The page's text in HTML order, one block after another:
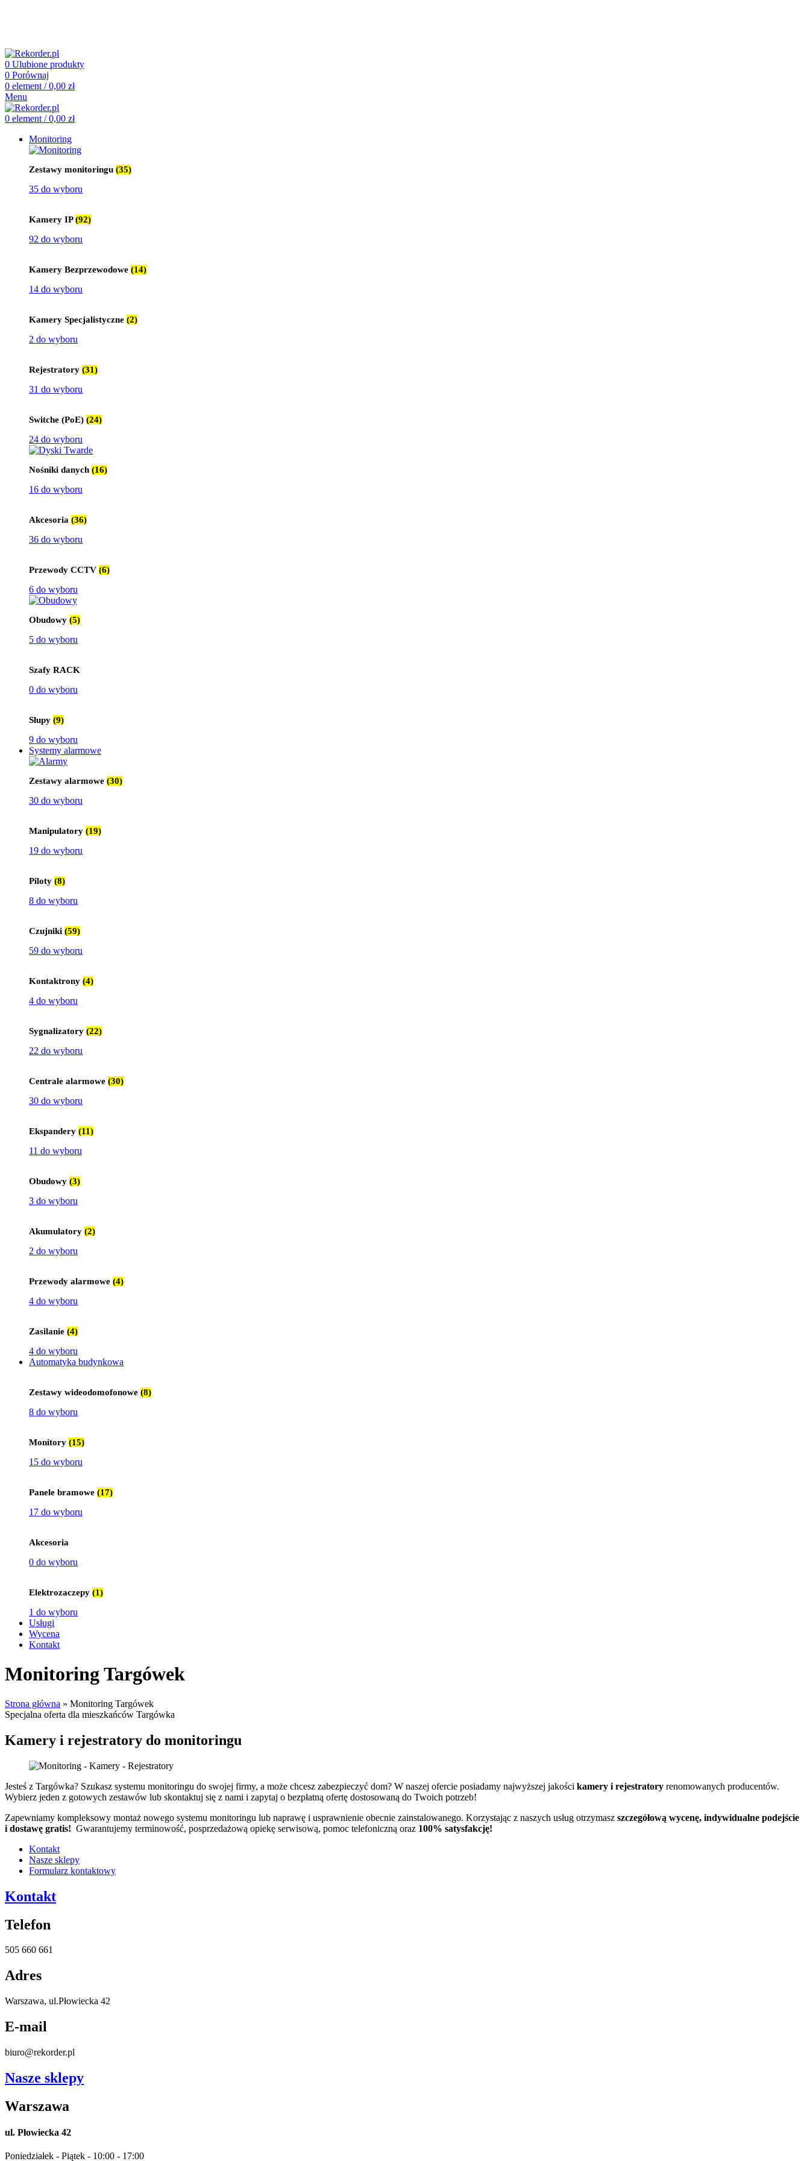
0 Ulubione produkty
0 Porównaj
0 element / 0,00 zł
Menu
0 element / 0,00 zł
Monitoring
Zestawy monitoringu (35)
35 do wyboru
Kamery IP(92)
92 do wyboru
Kamery Bezprzewodowe (14)
14 do wyboru
Kamery Specjalistyczne (2)
2 do wyboru
Rejestratory (31)
31 do wyboru
Switche (PoE) (24)
24 do wyboru
Nośniki danych (16)
16 do wyboru
Akcesoria (36)
36 do wyboru
Przewody CCTV (6)
6 do wyboru
Obudowy (5)
5 do wyboru
Szafy RACK
0 do wyboru
Słupy (9)
9 do wyboru
Systemy alarmowe
Zestawy alarmowe (30)
30 do wyboru
Manipulatory (19)
19 do wyboru
Piloty (8)
8 do wyboru
Czujniki (59)
59 do wyboru
Kontaktrony (4)
4 do wyboru
Sygnalizatory (22)
22 do wyboru
Centrale alarmowe (30)
30 do wyboru
Ekspandery (11)
11 do wyboru
Obudowy (3)
3 do wyboru
Akumulatory (2)
2 do wyboru
Przewody alarmowe (4)
4 do wyboru
Zasilanie (4)
4 do wyboru
Automatyka budynkowa
Zestawy wideodomofonowe (8)
8 do wyboru
Monitory (15)
15 do wyboru
Panele bramowe (17)
17 do wyboru
Akcesoria
0 do wyboru
Elektrozaczepy (1)
1 do wyboru
Usługi
Wycena
Kontakt
Monitoring Targówek
Strona główna » Monitoring Targówek
Specjalna oferta dla mieszkańców Targówka
Kamery i rejestratory do monitoringu
Jesteś z Targówka? Szukasz systemu monitoringu do swojej firmy, a może chcesz zabezpieczyć dom? W naszej ofercie posiadamy najwyższej jakości kamery i rejestratory renomowanych producentów.
Wybierz jeden z gotowych zestawów lub skontaktuj się z nami i zapytaj o bezpłatną ofertę dostosowaną do Twoich potrzeb!
Zapewniamy kompleksowy montaż nowego systemu monitoringu lub naprawę i usprawnienie obecnie zainstalowanego. Korzystając z naszych usług otrzymasz szczegółową wycenę, indywidualne podejście
i dostawę gratis! Gwarantujemy terminowość, posprzedażową opiekę serwisową, pomoc telefoniczną oraz 100% satysfakcję!
Kontakt
Nasze sklepy
Formularz kontaktowy
Kontakt
Telefon
505 660 661
Adres
Warszawa, ul.Płowiecka 42
E-mail
biuro@rekorder.pl
Nasze sklepy
Warszawa
ul. Płowiecka 42
Poniedziałek - Piątek - 10:00 - 17:00